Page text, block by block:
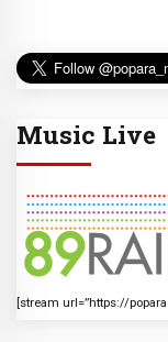
Music Live
[stream url=”https://